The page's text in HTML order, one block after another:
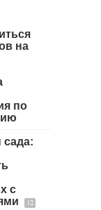
на
по
с
12